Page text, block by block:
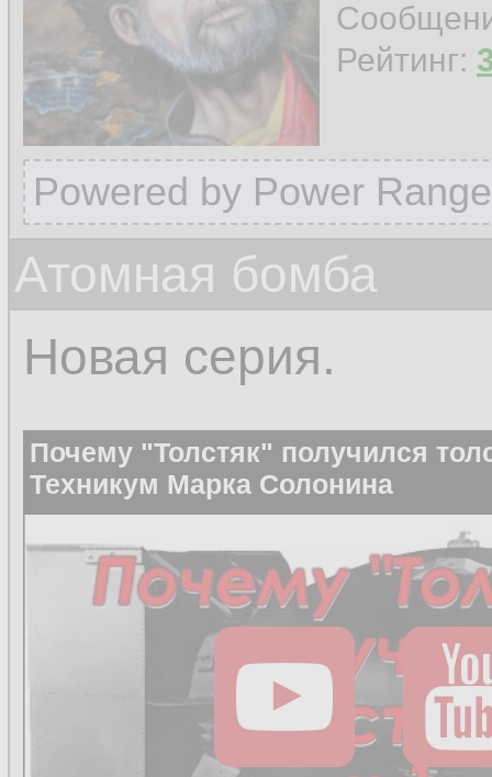
Рейтинг:
Powered by Power
Атомная бомба
Новая серия.
Почему "Толстяк" получился
Техникум Марка Солонина